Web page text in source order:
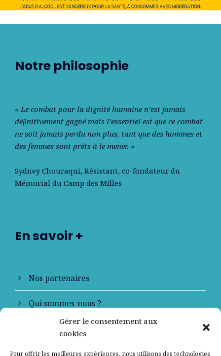
Gérer le consentement aux
cookies
Pour offrir les meilleures expériences, nous utilisons des technologies
Notre philosophie
« Le combat pour la dignité humaine n’est jamais
déﬁnitivement gagné mais l’essentiel est que ce combat
ne soit jamais perdu non plus, tant que des hommes et
des femmes sont prêts à le mener. »
Sydney Chouraqui, Résistant, co-fondateur du
Mémorial du Camp des Milles
En savoir +
Nos partenaires
Qui sommes-nous ?
Contactez-nous
Mentions légales